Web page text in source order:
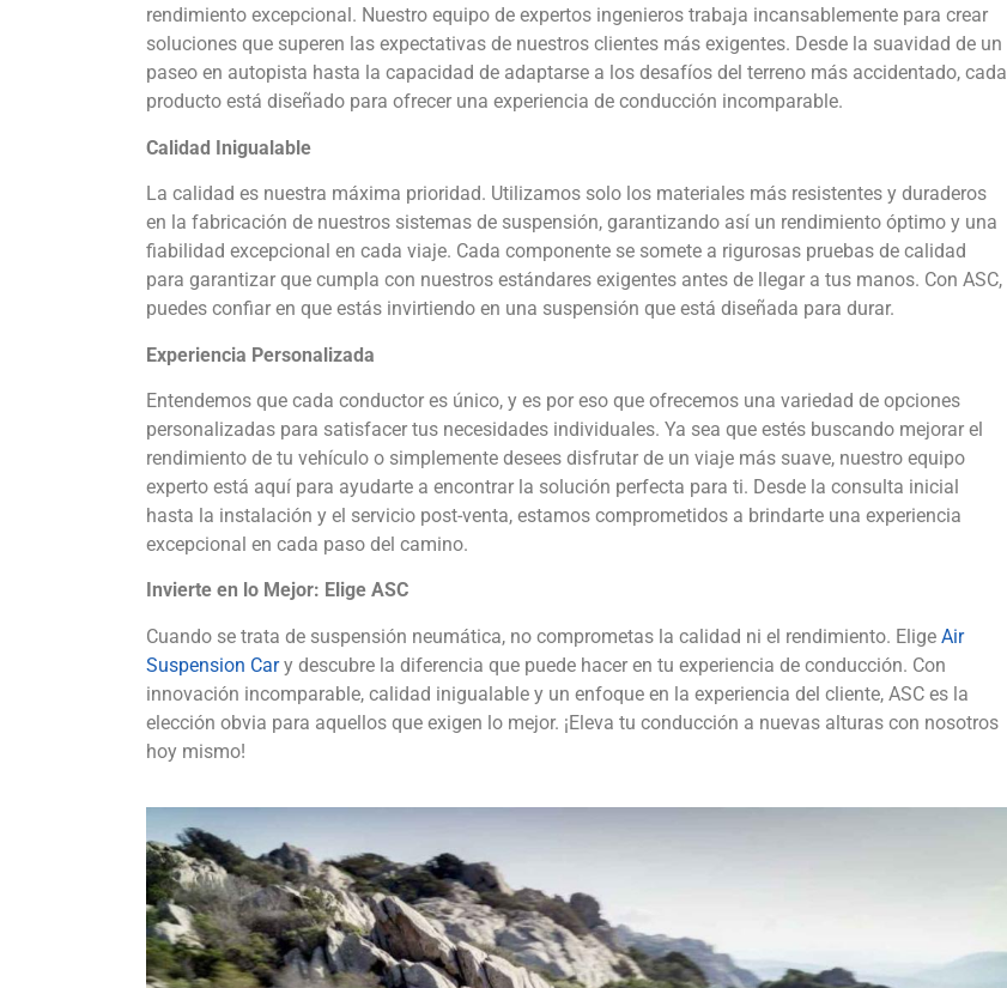
rendimiento excepcional. Nuestro equipo de expertos ingenieros trabaja incansablemente para crear
soluciones que superen las expectativas de nuestros clientes más exigentes. Desde la suavidad de un
paseo en autopista hasta la capacidad de adaptarse a los desafíos del terreno más accidentado, cada
producto está diseñado para ofrecer una experiencia de conducción incomparable.
Calidad Inigualable
La calidad es nuestra máxima prioridad. Utilizamos solo los materiales más resistentes y duraderos
en la fabricación de nuestros sistemas de suspensión, garantizando así un rendimiento óptimo y una
fiabilidad excepcional en cada viaje. Cada componente se somete a rigurosas pruebas de calidad
para garantizar que cumpla con nuestros estándares exigentes antes de llegar a tus manos. Con ASC,
puedes confiar en que estás invirtiendo en una suspensión que está diseñada para durar.
Experiencia Personalizada
Entendemos que cada conductor es único, y es por eso que ofrecemos una variedad de opciones
personalizadas para satisfacer tus necesidades individuales. Ya sea que estés buscando mejorar el
rendimiento de tu vehículo o simplemente desees disfrutar de un viaje más suave, nuestro equipo
experto está aquí para ayudarte a encontrar la solución perfecta para ti. Desde la consulta inicial
hasta la instalación y el servicio post-venta, estamos comprometidos a brindarte una experiencia
excepcional en cada paso del camino.
Invierte en lo Mejor: Elige ASC
Cuando se trata de suspensión neumática, no comprometas la calidad ni el rendimiento. Elige Air
Suspension Cary descubre la diferencia que puede hacer en tu experiencia de conducción. Con
innovación incomparable, calidad inigualable y un enfoque en la experiencia del cliente, ASC es la
elección obvia para aquellos que exigen lo mejor. ¡Eleva tu conducción a nuevas alturas con nosotros
hoy mismo!